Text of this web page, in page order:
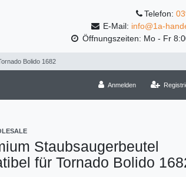
Telefon:
E-Mail: info@1a-
Öffnungszeiten: Mo - Fr
Bolido 1682
Anmelden
Staubsaugerbeutel
für Tornado Bolido